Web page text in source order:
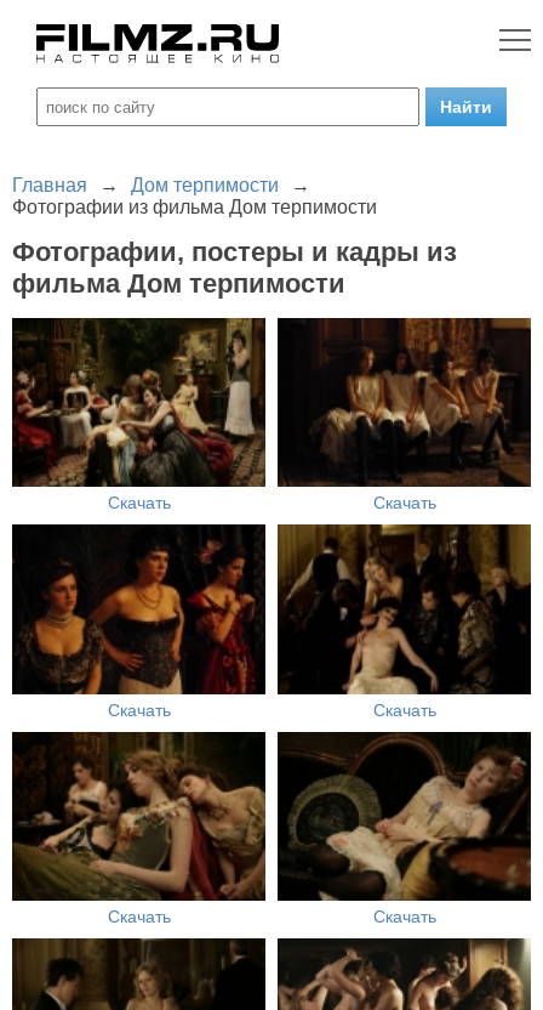
Главная → Дом терпимости
→
Фотографии из фильма Дом терпимости
Фотографии, постеры и кадры из
фильма Дом терпимости
Скачать Скачать
Скачать Скачать
Скачать Скачать